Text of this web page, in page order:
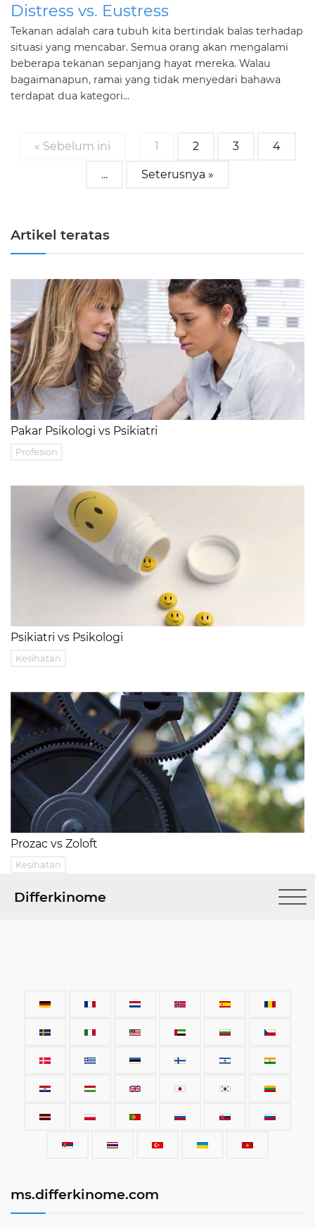
Distress vs. Eustress
Tekanan adalah cara tubuh kita bertindak balas terhadap
situasi yang mencabar. Semua orang akan mengalami
beberapa tekanan sepanjang hayat mereka. Walau
bagaimanapun, ramai yang tidak menyedari bahawa
terdapat dua kategori...
« Sebelum ini 1 2 3 4
... Seterusnya »
Artikel teratas
Pakar Psikologi vs Psikiatri
Profesion
Psikiatri vs Psikologi
Kesihatan
Prozac vs Zoloft
Kesihatan
Differkinome
ms.differkinome.com